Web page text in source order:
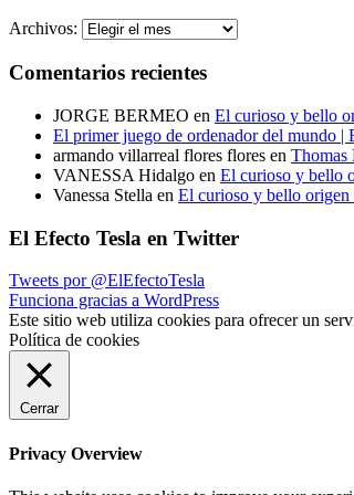
Archivos:
Comentarios recientes
JORGE BERMEO en El curioso y bello
El primer juego de ordenador del mundo |
armando villarreal flores flores en Thomas
VANESSA Hidalgo en El curioso y bello
Vanessa Stella en El curioso y bello origen
El Efecto Tesla en Twitter
Tweets por @ElEfectoTesla
Funciona gracias a WordPress
Este sitio web utiliza cookies para ofrecer un
Política de cookies
Cerrar
Privacy Overview